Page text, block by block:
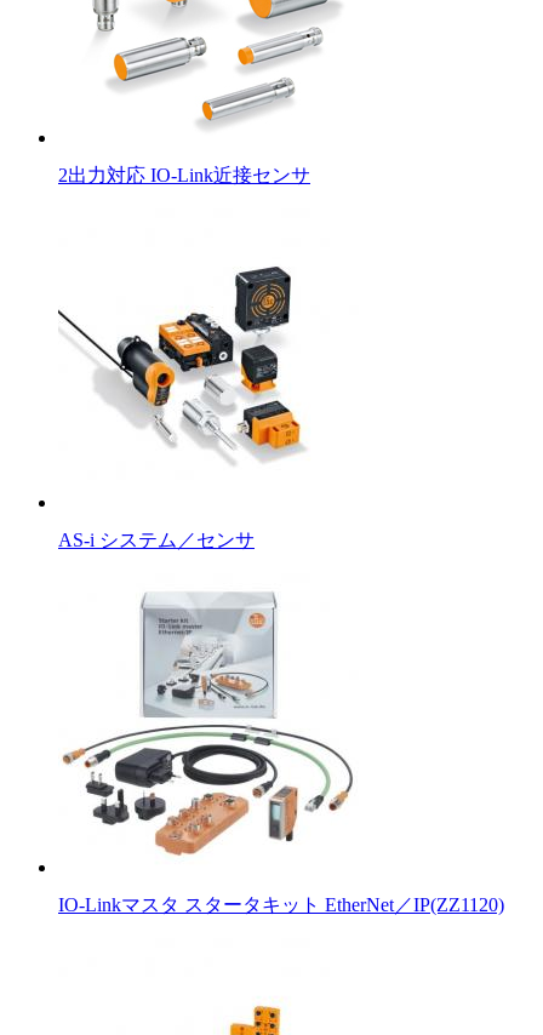
2出力対応 IO-Link近接センサ
AS-i システム／センサ
IO-Linkマスタ スタータキット EtherNet／IP(ZZ1120)